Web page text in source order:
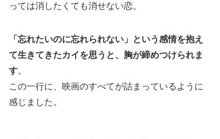
っては消したくても消せない恋。
「忘れたいのに忘れられない」という感情を抱え
て生きてきたカイを思うと、胸が締めつけられま
す。
この一行に、映画のすべてが詰まっているように
感じました。